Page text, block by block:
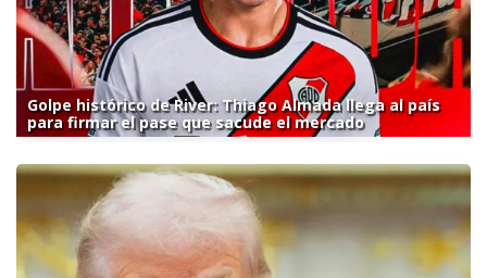
Golpe histórico de River: Thiago Almada llega al país
para firmar el pase que sacude el mercado